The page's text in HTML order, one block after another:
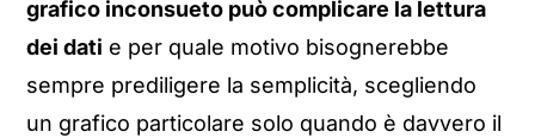
grafico inconsueto può complicare la lettura
dei dati e per quale motivo bisognerebbe
sempre prediligere la semplicità, scegliendo
un grafico particolare solo quando è davvero il